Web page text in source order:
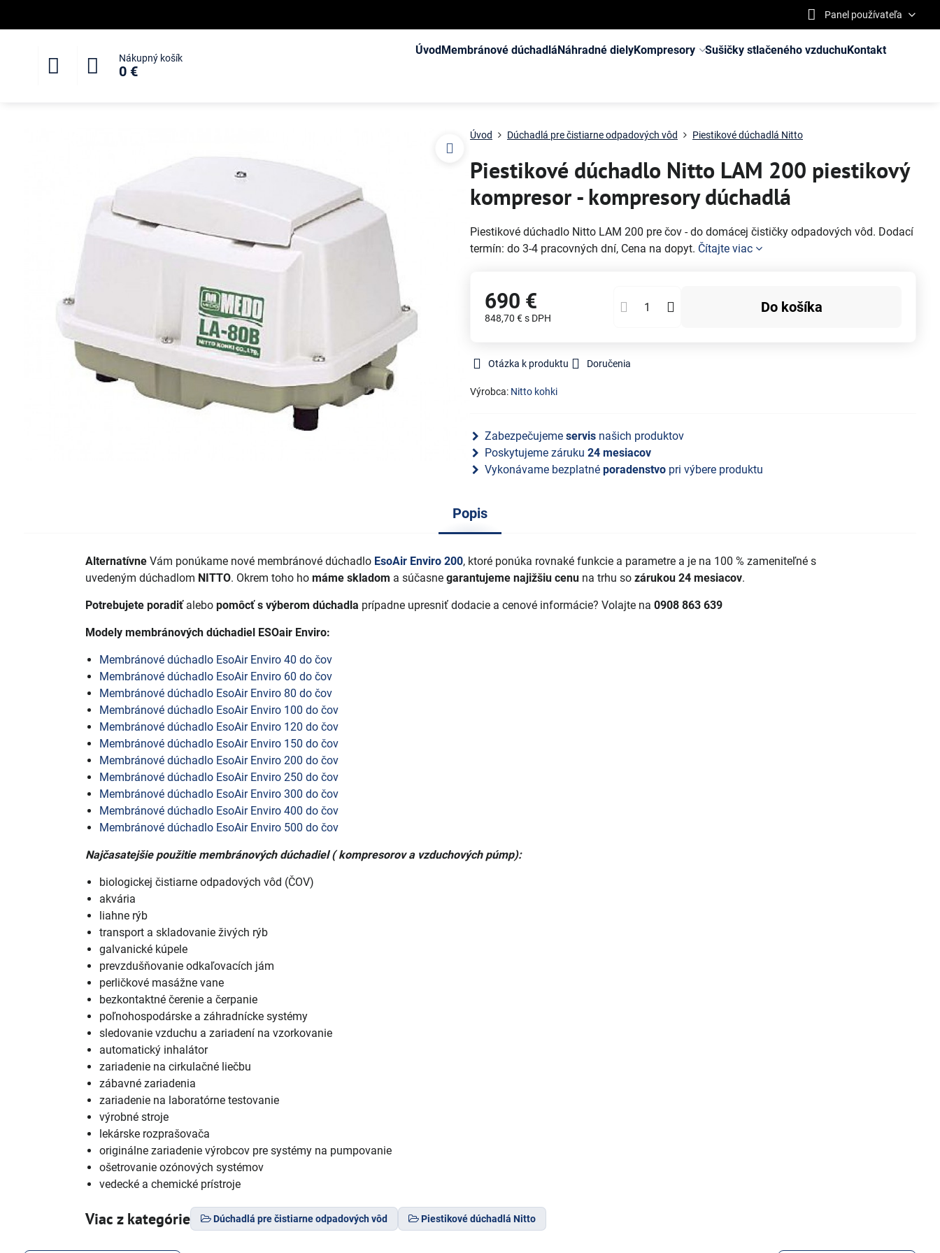
Panel používateľa
Nákupný košík
0 €
ÚvodMembránové dúchadláNáhradné dielyKompresory Sušičky stlačeného vzduchuKontakt
Úvod Dúchadlá pre čistiarne odpadových vôd Piestikové dúchadlá Nitto
Piestikové dúchadlo Nitto LAM 200 piestikový
kompresor - kompresory dúchadlá
Piestikové dúchadlo Nitto LAM 200 pre čov - do domácej čističky odpadových vôd. Dodací
termín: do 3-4 pracovných dní, Cena na dopyt. Čítajte viac
690 €
848,70 €s DPH
Do košíka
Otázka k produktu Doručenia
Výrobca: Nitto kohki
Zabezpečujeme servisnašich produktov
Poskytujeme záruku 24 mesiacov
Vykonávame bezplatné poradenstvopri výbere produktu
Popis
Alternatívne Vám ponúkame nové membránové dúchadlo EsoAir Enviro 200, ktoré ponúka rovnaké funkcie a parametre a je na 100 % zameniteľné s
uvedeným dúchadlom NITTO. Okrem toho ho máme skladom a súčasne garantujeme najižšiu cenuna trhu so zárukou 24 mesiacov.
Potrebujete poradiťalebo pomôcť s výberom dúchadla prípadne upresniť dodacie a cenové informácie? Volajte na 0908 863 639
Modely membránových dúchadiel ESOair Enviro:
Membránové dúchadlo EsoAir Enviro 40 do čov
Membránové dúchadlo EsoAir Enviro 60 do čov
Membránové dúchadlo EsoAir Enviro 80 do čov
Membránové dúchadlo EsoAir Enviro 100 do čov
Membránové dúchadlo EsoAir Enviro 120 do čov
Membránové dúchadlo EsoAir Enviro 150 do čov
Membránové dúchadlo EsoAir Enviro 200 do čov
Membránové dúchadlo EsoAir Enviro 250 do čov
Membránové dúchadlo EsoAir Enviro 300 do čov
Membránové dúchadlo EsoAir Enviro 400 do čov
Membránové dúchadlo EsoAir Enviro 500 do čov
Najčasatejšie použitie membránových dúchadiel ( kompresorov a vzduchových púmp):
biologickej čistiarne odpadových vôd (ČOV)
akvária
liahne rýb
transport a skladovanie živých rýb
galvanické kúpele
prevzdušňovanie odkaľovacích jám
perličkové masážne vane
bezkontaktné čerenie a čerpanie
poľnohospodárske a záhradnícke systémy
sledovanie vzduchu a zariadení na vzorkovanie
automatický inhalátor
zariadenie na cirkulačné liečbu
zábavné zariadenia
zariadenie na laboratórne testovanie
výrobné stroje
lekárske rozprašovača
originálne zariadenie výrobcov pre systémy na pumpovanie
ošetrovanie ozónových systémov
vedecké a chemické prístroje
Viac z kategórie Dúchadlá pre čistiarne odpadových vôd Piestikové dúchadlá Nitto